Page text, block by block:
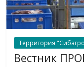
Территория
Вестник